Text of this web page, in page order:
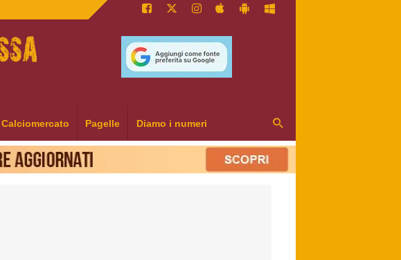
Calciomercato Pagelle Diamo i numeri